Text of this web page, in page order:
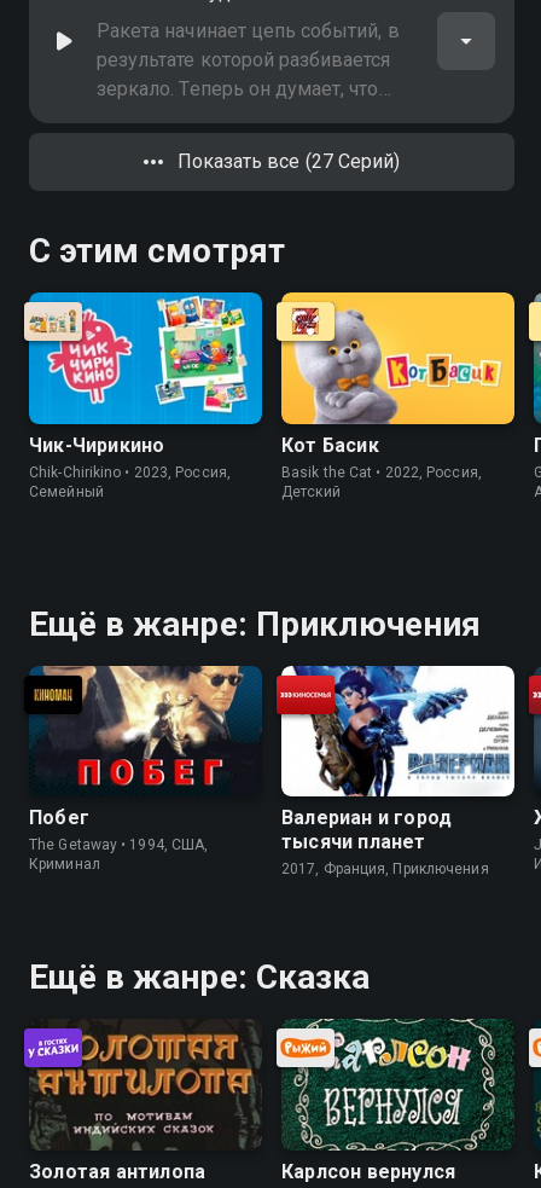
Ракета начинает цепь событий, в
результате которой разбивается
зеркало. Теперь он думает, что
проклят, но Кит собирается его
Показать все (27 Серий)
С этим смотрят
Чик-Чирикино
Chik-Chirikino • 2023, Россия,
Cемейный
Кот Басик
Basik the Cat • 2022, Россия,
Детский
Ещё в жанре: Приключения
Побег
The Getaway • 1994, США,
Криминал
Валериан и город
тысячи планет
2017, Франция, Приключения
Ещё в жанре: Сказка
Золотая антилопа Карлсон вернулся